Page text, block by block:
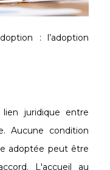
: l’adoption
juridique entre
Aucune condition
adoptée peut être
L'accueil au